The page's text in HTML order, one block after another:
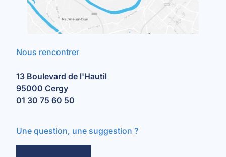
Nous rencontrer
13 Boulevard de l'Hautil
95000 Cergy
01 30 75 60 50
Une question, une suggestion ?